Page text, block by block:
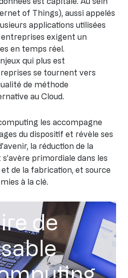
of Things), aussi appelés
applications utilisées
entreprises exigent un
en temps réel.
qui plus est
se tournent vers
de méthode
au Cloud.
les accompagne
du dispositif et révèle ses
la réduction de la
primordiale dans les
de la fabrication, et source
à la clé.
de